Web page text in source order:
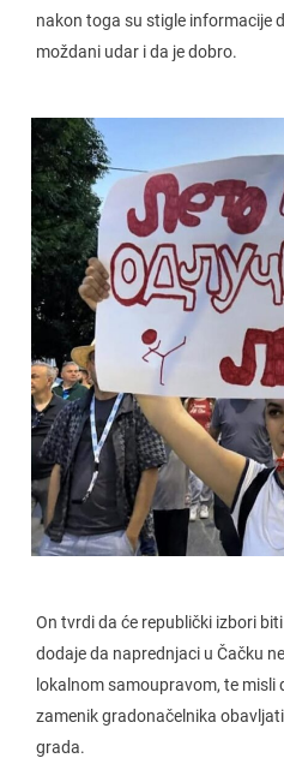
nakon toga su stigle informacije
moždani udar i da je dobro.
On tvrdi da će republički izbori
dodaje da naprednjaci u Čačku
lokalnom samoupravom, te misli
zamenik gradonačelnika
grada.